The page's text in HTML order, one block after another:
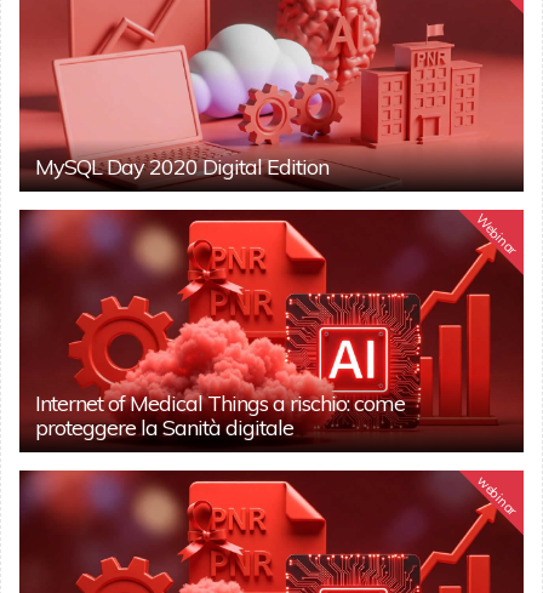
MySQL Day 2020 Digital Edition
Webinar
Internet of Medical Things a rischio: come
proteggere la Sanità digitale
webinar